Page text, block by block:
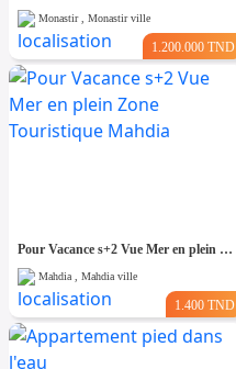
Monastir , Monastir ville
1.200.000 TND
Pour Vacance s+2 Vue Mer en plein Zone Touristique Mahdia
Mahdia , Mahdia ville
1.400 TND